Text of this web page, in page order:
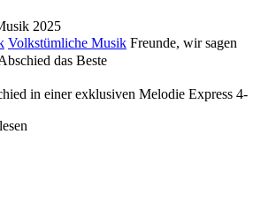
2025
Volkstümliche Musik Freunde, wir sagen
das Beste
in einer exklusiven Melodie Express 4-